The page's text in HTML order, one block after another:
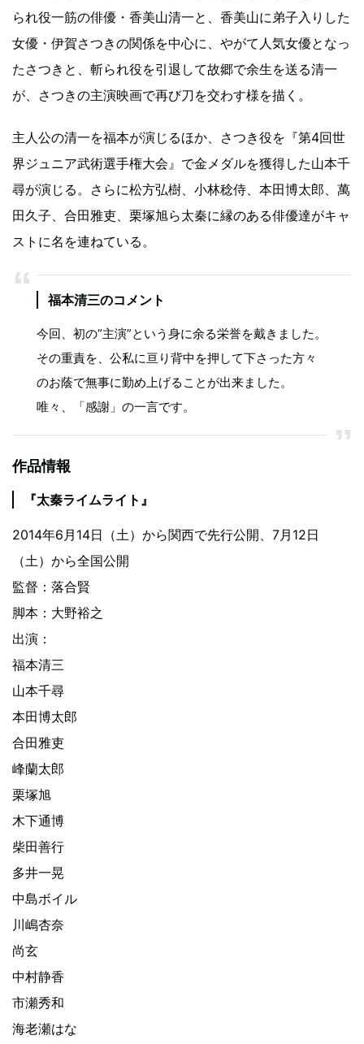
られ役一筋の俳優・香美山清一と、香美山に弟子入りした
女優・伊賀さつきの関係を中心に、やがて人気女優となっ
たさつきと、斬られ役を引退して故郷で余生を送る清一
が、さつきの主演映画で再び刀を交わす様を描く。
主人公の清一を福本が演じるほか、さつき役を『第4回世
界ジュニア武術選手権大会』で金メダルを獲得した山本千
尋が演じる。さらに松方弘樹、小林稔侍、本田博太郎、萬
田久子、合田雅吏、栗塚旭ら太秦に縁のある俳優達がキャ
ストに名を連ねている。
福本清三のコメント
今回、初の“主演”という身に余る栄誉を戴きました。
その重責を、公私に亘り背中を押して下さった方々
のお蔭で無事に勤め上げることが出来ました。
唯々、「感謝」の一言です。
作品情報
『太秦ライムライト』
2014年6月14日（土）から関西で先行公開、7月12日
（土）から全国公開
監督：落合賢
脚本：大野裕之
出演：
福本清三
山本千尋
本田博太郎
合田雅吏
峰蘭太郎
栗塚旭
木下通博
柴田善行
多井一晃
中島ボイル
川嶋杏奈
尚玄
中村静香
市瀬秀和
海老瀬はな